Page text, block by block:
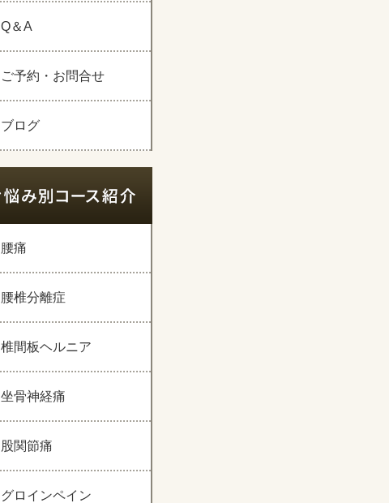
Q＆A
ご予約・お問合せ
ブログ
腰痛
腰椎分離症
椎間板ヘルニア
坐骨神経痛
股関節痛
グロインペイン